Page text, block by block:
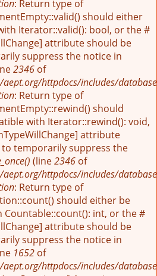
: Return type of
should either
Iterator::valid(): bool, or the #
attribute should be
suppress the notice in
2346 of
httpdocs/includes/
: Return type of
should
with Iterator::rewind(): void,
attribute
temporarily suppress the
(line2346 of
httpdocs/includes/
: Return type of
should either be
Countable::count(): int, or the #
attribute should be
suppress the notice in
1652 of
httpdocs/includes/